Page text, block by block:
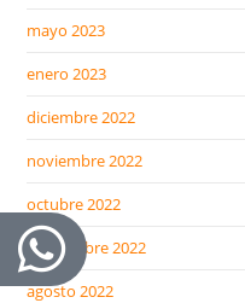
mayo 2023
enero 2023
diciembre 2022
noviembre 2022
octubre 2022
septiembre 2022
agosto 2022